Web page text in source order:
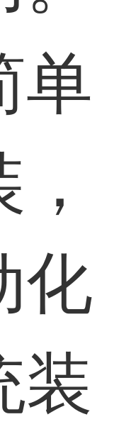
单
化
装